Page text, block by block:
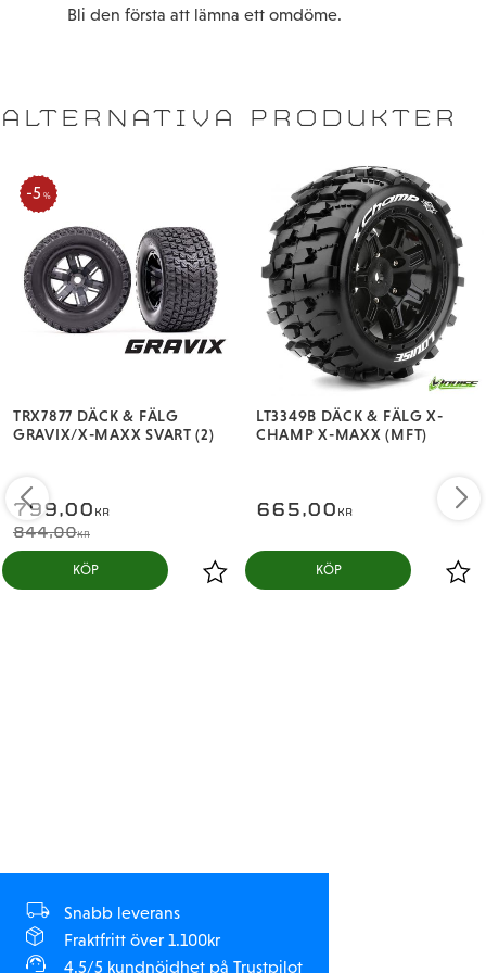
Bli den första att lämna ett omdöme.
ALTERNATIVA PRODUKTER
TRX7877 DÄCK & FÄLG
GRAVIX/X-MAXX SVART (2)
799,00 KR
844,00KR
5 %
KÖP
LT3349B DÄCK & FÄLG X-
CHAMP X-MAXX (MFT)
665,00 KR
KÖP
Snabb leverans
Fraktfritt över 1.100kr
4.5/5 kundnöjdhet på Trustpilot